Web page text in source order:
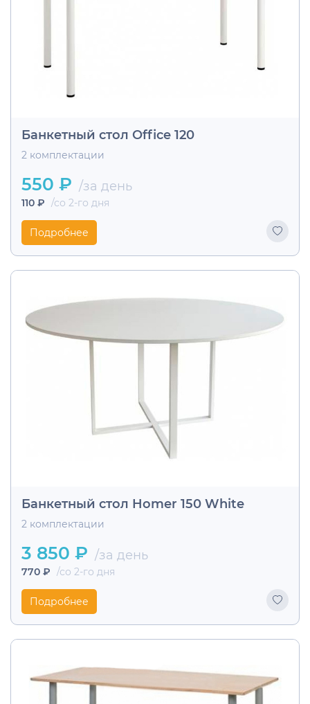
Банкетный стол Office 120
2 комплектации
550 ₽ /за день
110 ₽ /со 2-го дня
Подробнее
Банкетный стол Homer 150 White
2 комплектации
3 850 ₽ /за день
770 ₽ /со 2-го дня
Подробнее